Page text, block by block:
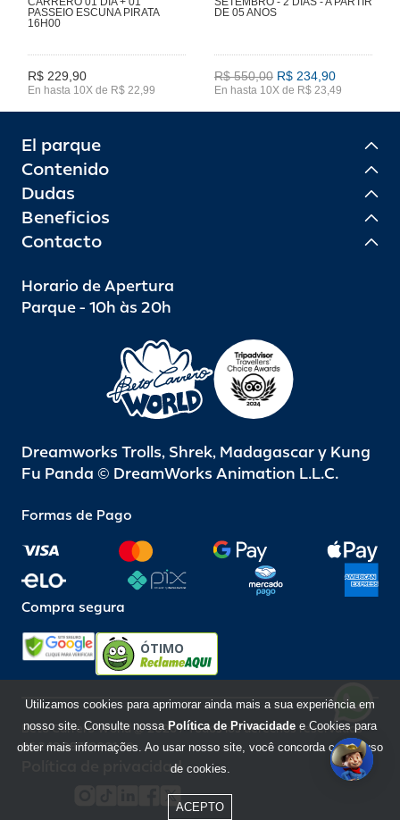
PASSEIO ESCUNA PIRATA
16H00
R$ 229,90
En hasta 10X de R$ 22,99
DE 05 ANOS
R$ 550,00 R$ 234,90
En hasta 10X de R$ 23,49
El parque
Contenido
Dudas
Beneficios
Contacto
Horario de Apertura
Parque - 10h às 20h
Dreamworks Trolls, Shrek, Madagascar y Kung
Fu Panda © DreamWorks Animation L.L.C.
Formas de Pago
Compra segura
ÓTIMO
Beto Carrero World @ 2026 / Todos los derechos reservados
85.248.987/0001-10
Política de privacidad
Utilizamos cookies para aprimorar ainda mais a sua experiência em
nosso site. Consulte nossa Política de Privacidade e Cookies para
obter mais informações. Ao usar nosso site, você concorda com o uso
de cookies.
ACEPTO